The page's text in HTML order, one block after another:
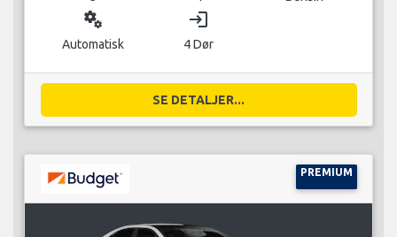
miscellaneous_services
Automatisk
login
4 Dør
SE DETALJER...
PREMIUM